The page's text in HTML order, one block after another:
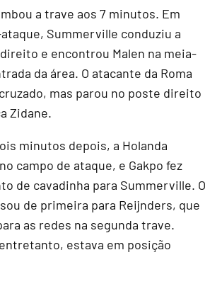
a trave aos 7 minutos. Em
Summerville conduziu a
e encontrou Malen na meia-
da área. O atacante da Roma
mas parou no poste direito
Zidane.
minutos depois, a Holanda
campo de ataque, e Gakpo fez
de cavadinha para Summerville. O
de primeira para Reijnders, que
as redes na segunda trave.
estava em posição